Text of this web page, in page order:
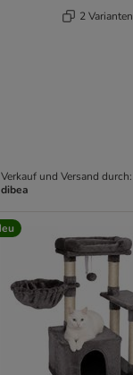
2 Varianten
Verkauf und Versand durch:
dibea